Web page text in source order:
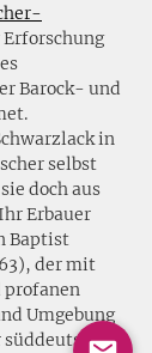
Erforschung
Barock- und
in
selbst
doch aus
Erbauer
Baptist
der mit
profanen
Umgebung